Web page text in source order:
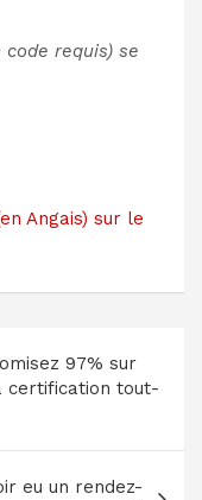
code requis) se
Angais) sur le
97% sur
certification tout-
eu un rendez-